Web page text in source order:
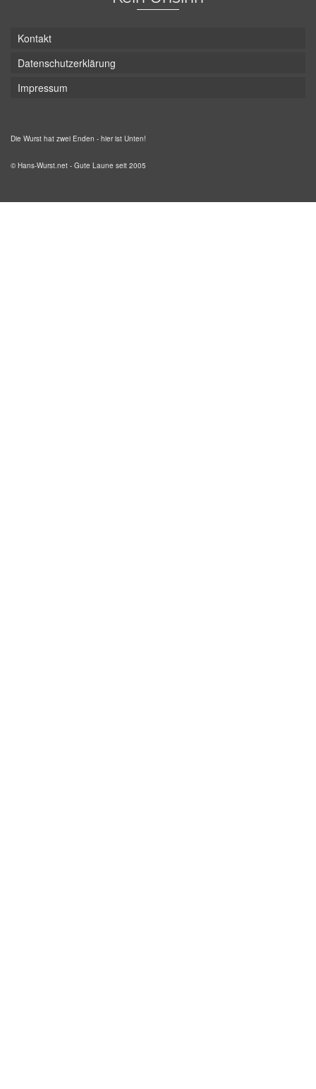
Kontakt
Datenschutzerklärung
Impressum
Die Wurst hat zwei Enden - hier ist Unten!
© Hans-Wurst.net - Gute Laune seit 2005